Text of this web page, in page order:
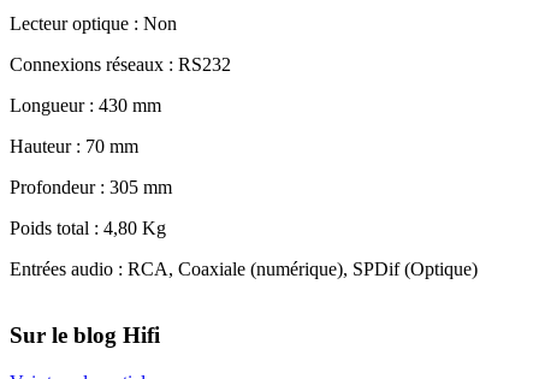
Lecteur optique : Non
Connexions réseaux : RS232
Longueur : 430 mm
Hauteur : 70 mm
Profondeur : 305 mm
Poids total : 4,80 Kg
Entrées audio : RCA, Coaxiale (numérique), SPDif (Optique)
Sur le blog Hifi